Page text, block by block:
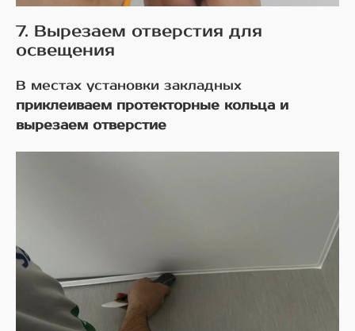
7. Вырезаем отверстия для
освещения
В местах установки закладных
приклеиваем протекторные кольца и
вырезаем отверстие